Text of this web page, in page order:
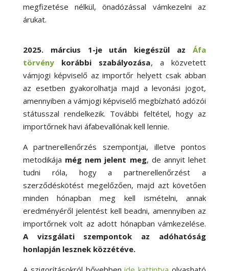
megfizetése nélkül, önadózással vámkezelni az
árukat.
2025. március 1-je után kiegészül azÁfa
törvénykorábbi szabályozása, a közvetett
vámjogi képviselő az importőr helyett csak abban
az esetben gyakorolhatja majd a levonási jogot,
amennyiben a vámjogi képviselő megbízható adózói
státusszal rendelkezik. További feltétel, hogy az
importőrnek havi áfabevallónak kell lennie.
A partnerellenőrzés szempontjai, illetve pontos
metodikája még nem jelent meg, de annyit lehet
tudni róla, hogy a partnerellenőrzést a
szerződéskötést megelőzően, majd azt követően
minden hónapban meg kell ismételni, annak
eredményéről jelentést kell beadni, amennyiben az
importőrnek volt az adott hónapban vámkezelése.
A vizsgálati szempontok az adóhatóság
honlapján lesznek közzétéve.